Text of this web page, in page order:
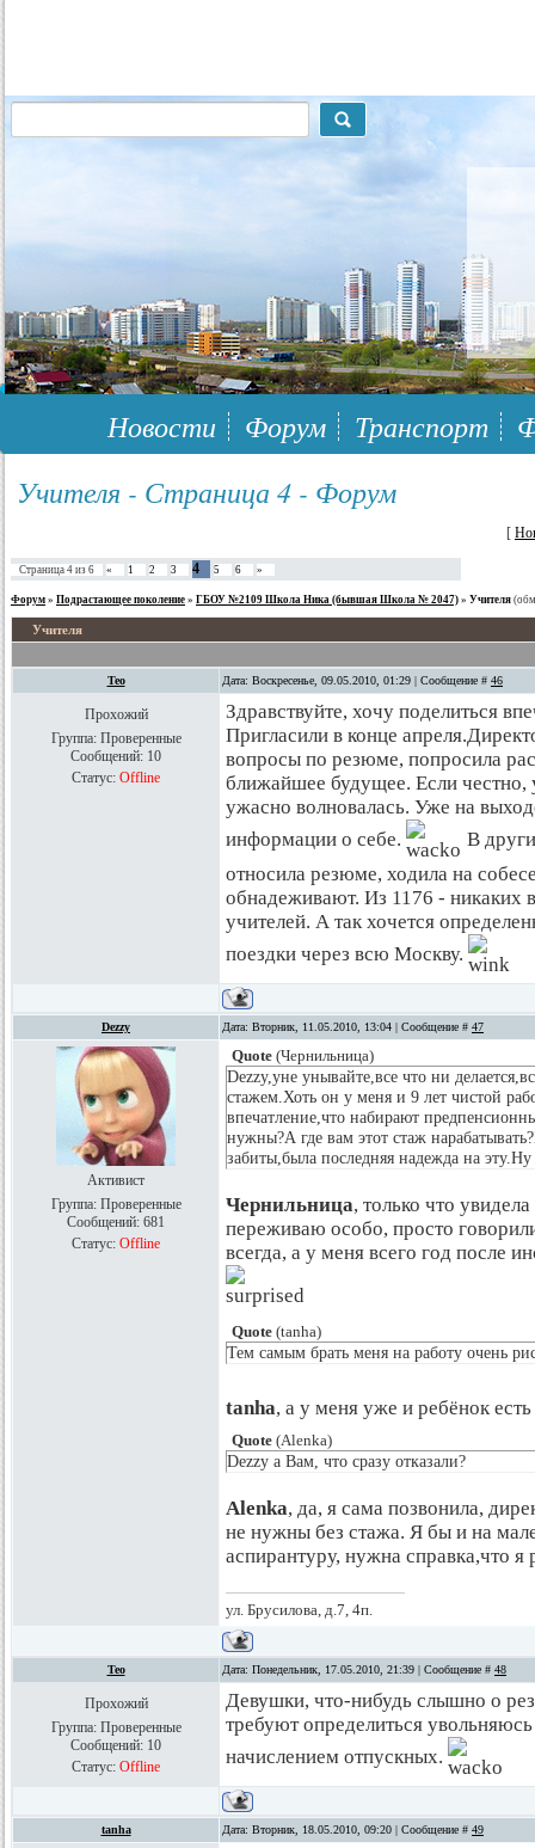
117148, г.Москва, ЮЗАО, муниципальный район Южное Бутово
Новости Форум Транспорт
Учителя - Страница 4 - Форум
[
Страница 4 из 6 « 1 2 3 4 5 6 »
Форум » Подрастающее поколение » ГБОУ №2109 Школа Ника (бывшая Школа № 2047) » Учителя
Учителя
Teo Дата: Воскресенье, 09.05.2010, 01:29 | Сообщение # 46
Прохожий
Группа: Проверенные
Сообщений: 10
Статус: Offline
Здравствуйте, хочу поделиться
Пригласили в конце
вопросы по резюме, попросила
ближайшее будущее. Если честно,
ужасно волновалась. Уже на
информации о себе.
В
относила резюме, ходила на
обнадеживают. Из 1176 - никаких
учителей. А так хочется
поездки через всю Москву.
Dezzy Дата: Вторник, 11.05.2010, 13:04 | Сообщение # 47
Активист
Группа: Проверенные
Сообщений: 681
Статус: Offline
Quote (Чернильница)
Dezzy,yне унывайте,все что ни
стажем.Хоть он у меня и 9 лет чистой
впечатление,что набирают
нужны?А где вам этот стаж
забиты,была последняя надежда на
Чернильница, только что
переживаю особо, просто
всегда, а у меня всего год после
Quote (tanha)
Тем самым брать меня на работу очень
tanha, а у меня уже и ребёнок есть
Quote (Alenka)
Dezzy а Вам, что сразу отказали?
Alenka, да, я сама позвонила,
не нужны без стажа. Я бы и на
аспирантуру, нужна справка,что
ул. Брусилова, д.7, 4п.
Teo Дата: Понедельник, 17.05.2010, 21:39 | Сообщение # 48
Прохожий
Группа: Проверенные
Сообщений: 10
Статус: Offline
Девушки, что-нибудь слышно о
требуют определиться
начислением отпускных.
tanha Дата: Вторник, 18.05.2010, 09:20 | Сообщение # 49